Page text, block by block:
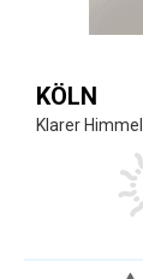
KÖLN
Klarer Himmel